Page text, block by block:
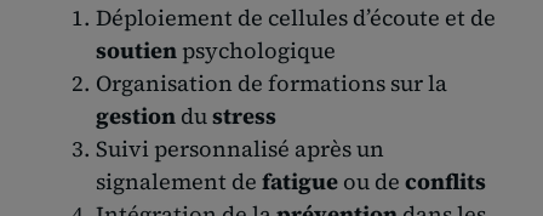
Déploiement de cellules d’écoute et de
soutienpsychologique
Organisation de formations sur la
gestiondustress
Suivi personnalisé après un
signalement de fatigueou de conflits